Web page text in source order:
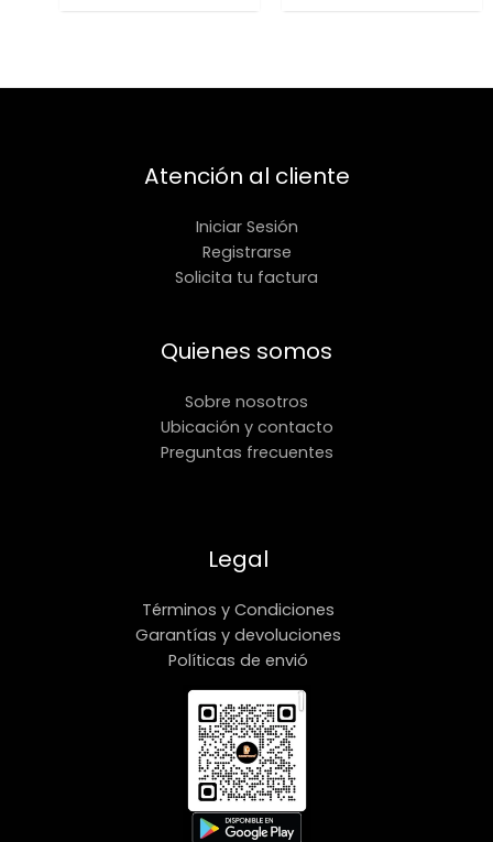
Atención al cliente
Iniciar Sesión
Registrarse
Solicita tu factura
Quienes somos
Sobre nosotros
Ubicación y contacto
Preguntas frecuentes
Legal
Términos y Condiciones
Garantías y devoluciones
Políticas de envió